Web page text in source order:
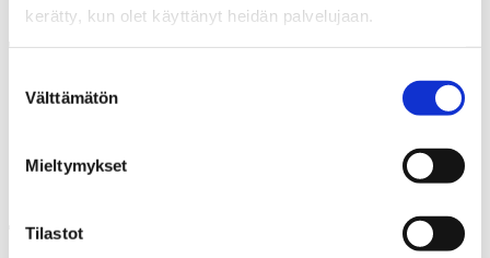
kerätty, kun olet käyttänyt heidän palvelujaan.
valinta
Välttämätön
Mieltymykset
Tilastot